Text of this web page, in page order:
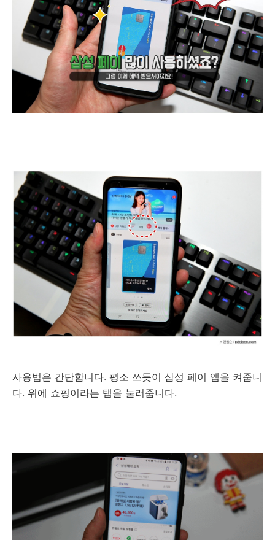
사용법은 간단합니다. 평소 쓰듯이 삼성 페이 앱을 켜줍니
다. 위에 쇼핑이라는 탭을 눌러줍니다.